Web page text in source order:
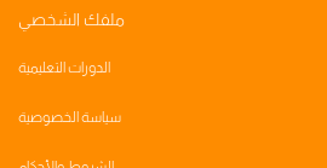
ملفك الشخصي
الدورات التعليمية
سياسة الخصوصية